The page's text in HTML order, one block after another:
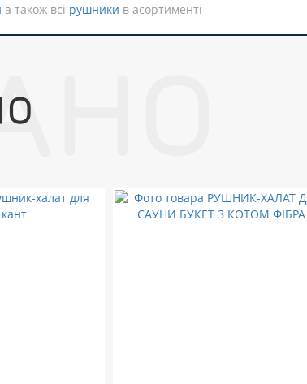
а також всі рушники в асортименті